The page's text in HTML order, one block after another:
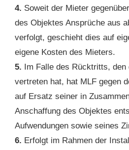
4. Soweit der Mieter
des Objektes Ansprüche aus
verfolgt, geschieht dies auf
eigene Kosten des Mieters.
5. Im Falle des Rücktritts,
vertreten hat, hat MLF gegen
auf Ersatz seiner in
Anschaffung des Objektes
Aufwendungen sowie seines
6. Erfolgt im Rahmen der